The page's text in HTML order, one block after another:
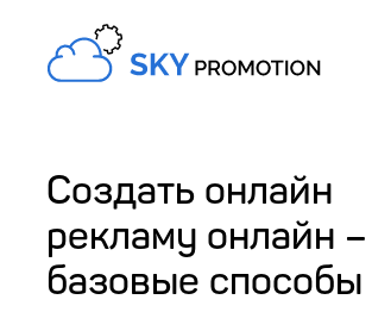
Создать онлайн
рекламу онлайн –
базовые способы